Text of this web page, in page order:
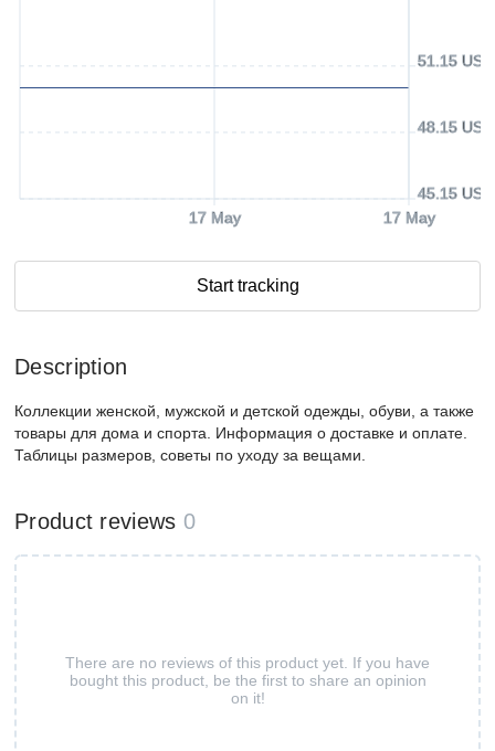
17 May 17 May
45.15 USD
48.15 USD
51.15 USD
Start tracking
Description
Коллекции женской, мужской и детской одежды, обуви, а также
товары для дома и спорта. Информация о доставке и оплате.
Таблицы размеров, советы по уходу за вещами.
Product reviews 0
There are no reviews of this product yet. If you have
bought this product, be the first to share an opinion
on it!